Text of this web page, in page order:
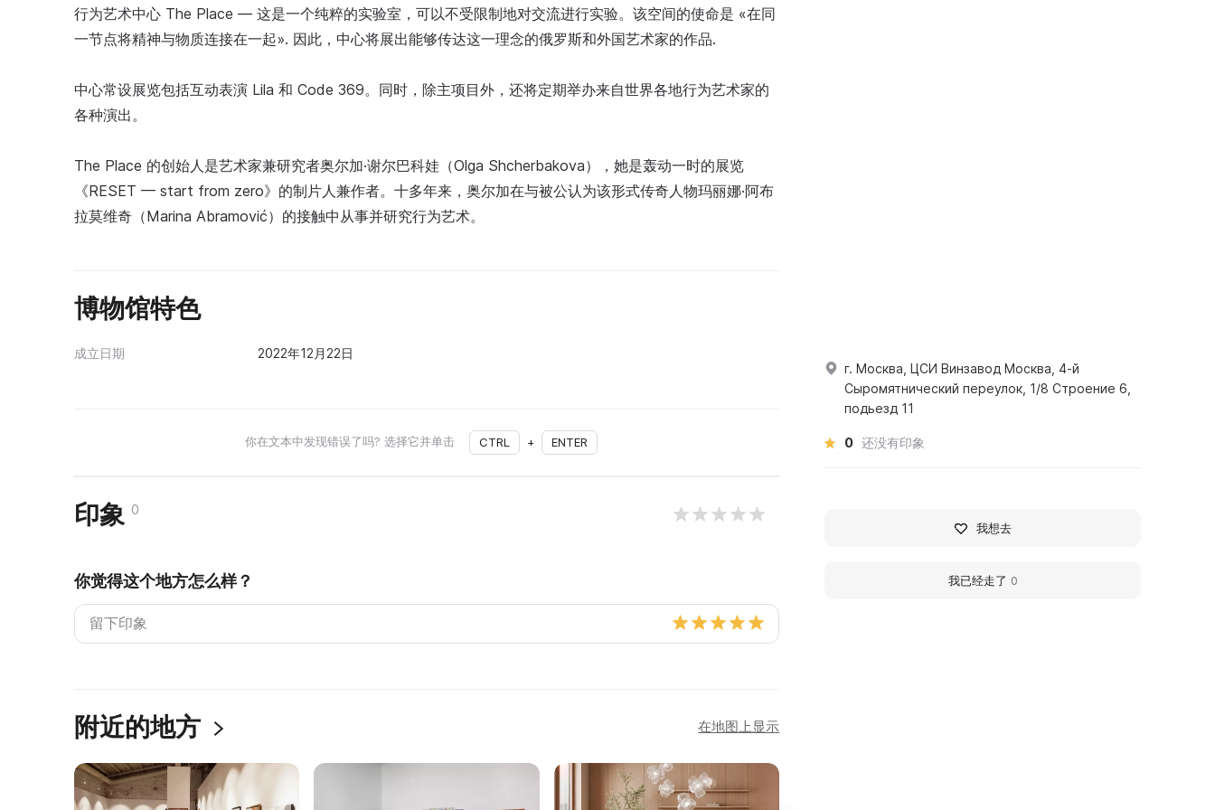
行为艺术中心 The Place — 这是一个纯粹的实验室，可以不受限制地对交流进行实验。该空间的使命是 «在同
一节点将精神与物质连接在一起». 因此，中心将展出能够传达这一理念的俄罗斯和外国艺术家的作品.
中心常设展览包括互动表演 Lila 和 Code 369。同时，除主项目外，还将定期举办来自世界各地行为艺术家的
各种演出。
The Place 的创始人是艺术家兼研究者奥尔加·谢尔巴科娃（Olga Shcherbakova），她是轰动一时的展览
《RESET — start from zero》的制片人兼作者。十多年来，奥尔加在与被公认为该形式传奇人物玛丽娜·阿布
拉莫维奇（Marina Abramović）的接触中从事并研究行为艺术。
博物馆特色
成立日期 2022年12月22日
你在文本中发现错误了吗? 选择它并单击 CTRL + ENTER
印象 0
你觉得这个地方怎么样？
附近的地方 在地图上显示
г. Москва, ЦСИ Винзавод Москва, 4-й
Сыромятнический переулок, 1/8 Строение 6,
подьезд 11
0 还没有印象
我想去
我已经走了 0